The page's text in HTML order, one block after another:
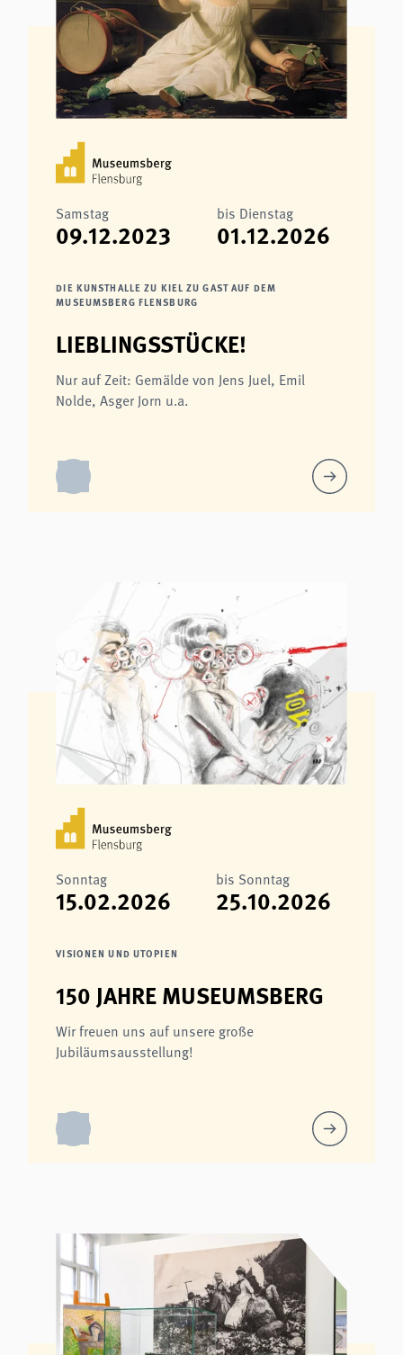
Samstag
09.12.2023
bis Dienstag
01.12.2026
DIE KUNSTHALLE ZU KIEL ZU GAST AUF DEM
MUSEUMSBERG FLENSBURG
LIEBLINGSSTÜCKE!
Nur auf Zeit: Gemälde von Jens Juel, Emil
Nolde, Asger Jorn u.a.
Sonntag
15.02.2026
bis Sonntag
25.10.2026
VISIONEN UND UTOPIEN
150 JAHRE MUSEUMSBERG
Wir freuen uns auf unsere große
Jubiläumsausstellung!